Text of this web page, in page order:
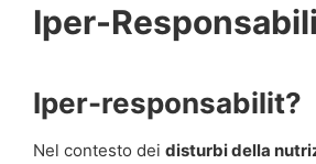
Iper-
Iper-responsabilit?
Nel contesto dei disturbi della